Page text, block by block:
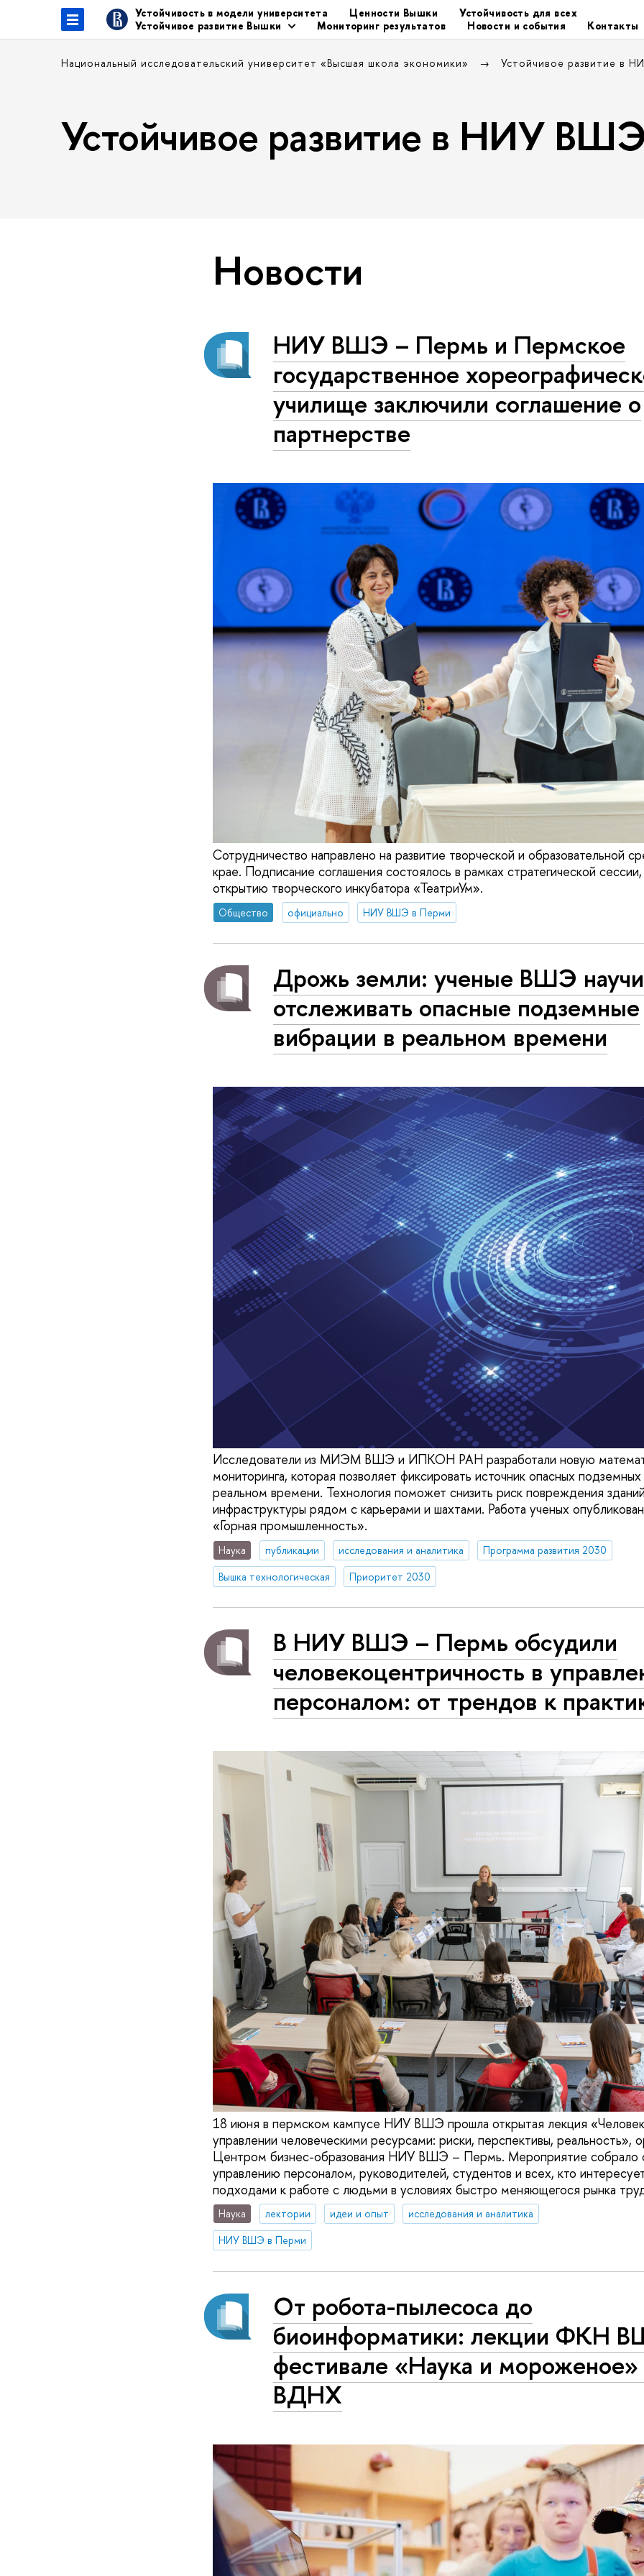
Устойчивость в модели университета Ценности Вышки
Устойчивость для всех
Устойчивое развитие Вышки
Мониторинг результатов Новости и события Контакты
Национальный исследовательский университет «Высшая школа экономики» Устойчивое развитие в
Устойчивое развитие в НИУ
Новости
НИУ ВШЭ – Пермь и Пермское
государственное
училище заключили соглашение о
партнерстве
Сотрудничество направлено на развитие творческой и образовательной
крае. Подписание соглашения состоялось в рамках стратегической
открытию творческого инкубатора «ТеатриУм».
Общество официально НИУ ВШЭ в Перми
Дрожь земли: ученые ВШЭ
отслеживать опасные подземные
вибрации в реальном времени
Исследователи из МИЭМ ВШЭ и ИПКОН РАН разработали новую
мониторинга, которая позволяет фиксировать источник опасных
реальном времени. Технология поможет снизить риск повреждения
инфраструктуры рядом с карьерами и шахтами. Работа ученых
«Горная промышленность».
Наука публикации исследования и аналитика
Программа развития 2030
Вышка технологическая
Приоритет 2030
В НИУ ВШЭ – Пермь обсудили
человекоцентричность в
персоналом: от трендов к
18 июня в пермском кампусе НИУ ВШЭ прошла открытая лекция
управлении человеческими ресурсами: риски, перспективы, реальность»,
Центром бизнес-образования НИУ ВШЭ – Пермь. Мероприятие собрало
управлению персоналом, руководителей, студентов и всех, кто
подходами к работе с людьми в условиях быстро меняющегося рынка
Наука лектории идеи и опыт
исследования и аналитика
НИУ ВШЭ в Перми
От робота-пылесоса до
биоинформатики: лекции ФКН
фестивале «Наука и мороженое»
ВДНХ